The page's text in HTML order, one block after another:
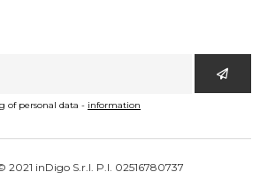
of personal data - information
inDigo S.r.l. P.I. 02516780737